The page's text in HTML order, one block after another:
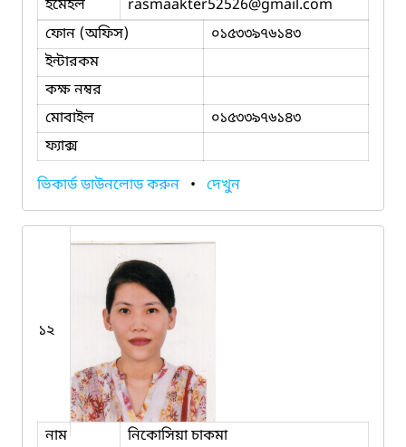
ইমেইল rasmaakter52526@gmail.com
ফোন (অফিস)
০১৫৩৩৯৭৬১৪৩
ইন্টারকম
কক্ষ নম্বর
মোবাইল
০১৫৩৩৯৭৬১৪৩
ফ্যাক্স
ভিকার্ড ডাউনলোড করুন • দেখুন
১২
নাম
নিকোসিয়া চাকমা